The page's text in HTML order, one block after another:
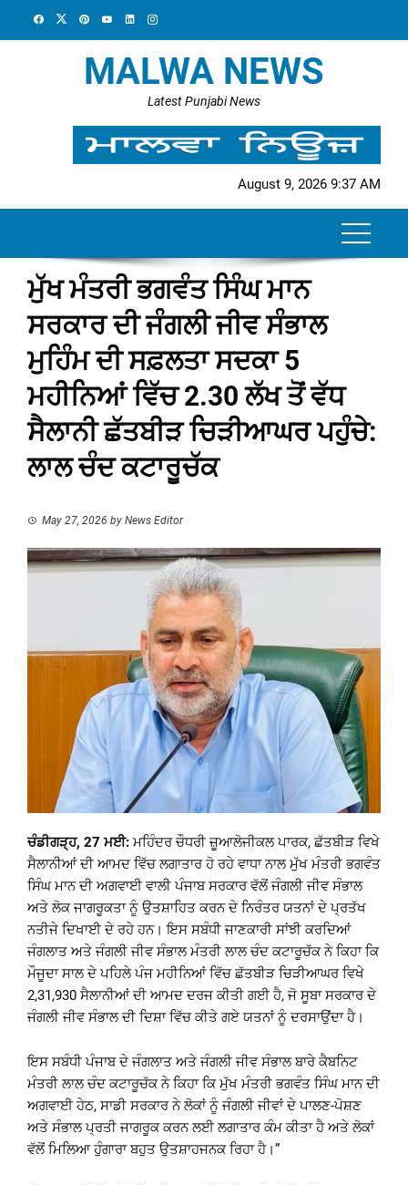
MALWA NEWS
Latest Punjabi News
August 9, 2026 9:37 AM
ਮੁੱਖ ਮੰਤਰੀ ਭਗਵੰਤ ਸਿੰਘ ਮਾਨ
ਸਰਕਾਰ ਦੀ ਜੰਗਲੀ ਜੀਵ ਸੰਭਾਲ
ਮੁਹਿੰਮ ਦੀ ਸਫ਼ਲਤਾ ਸਦਕਾ 5
ਮਹੀਨਿਆਂ ਵਿੱਚ 2.30 ਲੱਖ ਤੋਂ ਵੱਧ
ਸੈਲਾਨੀ ਛੱਤਬੀੜ ਚਿੜੀਆਘਰ ਪਹੁੰਚੇ:
ਲਾਲ ਚੰਦ ਕਟਾਰੂਚੱਕ
May 27, 2026 by News Editor
ਚੰਡੀਗੜ੍ਹ, 27 ਮਈ: ਮਹਿੰਦਰ ਚੌਧਰੀ ਜ਼ੂਆਲੋਜੀਕਲ ਪਾਰਕ, ਛੱਤਬੀੜ ਵਿਖੇ
ਸੈਲਾਨੀਆਂ ਦੀ ਆਮਦ ਵਿੱਚ ਲਗਾਤਾਰ ਹੋ ਰਹੇ ਵਾਧਾ ਨਾਲ ਮੁੱਖ ਮੰਤਰੀ ਭਗਵੰਤ
ਸਿੰਘ ਮਾਨ ਦੀ ਅਗਵਾਈ ਵਾਲੀ ਪੰਜਾਬ ਸਰਕਾਰ ਵੱਲੋਂ ਜੰਗਲੀ ਜੀਵ ਸੰਭਾਲ
ਅਤੇ ਲੋਕ ਜਾਗਰੂਕਤਾ ਨੂੰ ਉਤਸ਼ਾਹਿਤ ਕਰਨ ਦੇ ਨਿਰੰਤਰ ਯਤਨਾਂ ਦੇ ਪ੍ਰਤੱਖ
ਨਤੀਜੇ ਦਿਖਾਈ ਦੇ ਰਹੇ ਹਨ। ਇਸ ਸਬੰਧੀ ਜਾਣਕਾਰੀ ਸਾਂਝੀ ਕਰਦਿਆਂ
ਜੰਗਲਾਤ ਅਤੇ ਜੰਗਲੀ ਜੀਵ ਸੰਭਾਲ ਮੰਤਰੀ ਲਾਲ ਚੰਦ ਕਟਾਰੂਚੱਕ ਨੇ ਕਿਹਾ ਕਿ
ਮੌਜੂਦਾ ਸਾਲ ਦੇ ਪਹਿਲੇ ਪੰਜ ਮਹੀਨਿਆਂ ਵਿੱਚ ਛੱਤਬੀੜ ਚਿੜੀਆਘਰ ਵਿਖੇ
2,31,930 ਸੈਲਾਨੀਆਂ ਦੀ ਆਮਦ ਦਰਜ ਕੀਤੀ ਗਈ ਹੈ, ਜੋ ਸੂਬਾ ਸਰਕਾਰ ਦੇ
ਜੰਗਲੀ ਜੀਵ ਸੰਭਾਲ ਦੀ ਦਿਸ਼ਾ ਵਿੱਚ ਕੀਤੇ ਗਏ ਯਤਨਾਂ ਨੂੰ ਦਰਸਾਉਂਦਾ ਹੈ।
ਇਸ ਸਬੰਧੀ ਪੰਜਾਬ ਦੇ ਜੰਗਲਾਤ ਅਤੇ ਜੰਗਲੀ ਜੀਵ ਸੰਭਾਲ ਬਾਰੇ ਕੈਬਨਿਟ
ਮੰਤਰੀ ਲਾਲ ਚੰਦ ਕਟਾਰੂਚੱਕ ਨੇ ਕਿਹਾ ਕਿ ਮੁੱਖ ਮੰਤਰੀ ਭਗਵੰਤ ਸਿੰਘ ਮਾਨ ਦੀ
ਅਗਵਾਈ ਹੇਠ, ਸਾਡੀ ਸਰਕਾਰ ਨੇ ਲੋਕਾਂ ਨੂੰ ਜੰਗਲੀ ਜੀਵਾਂ ਦੇ ਪਾਲਣ-ਪੋਸ਼ਣ
ਅਤੇ ਸੰਭਾਲ ਪ੍ਰਤੀ ਜਾਗਰੂਕ ਕਰਨ ਲਈ ਲਗਾਤਾਰ ਕੰਮ ਕੀਤਾ ਹੈ ਅਤੇ ਲੋਕਾਂ
ਵੱਲੋਂ ਮਿਲਿਆ ਹੁੰਗਾਰਾ ਬਹੁਤ ਉਤਸ਼ਾਹਜਨਕ ਰਿਹਾ ਹੈ।”